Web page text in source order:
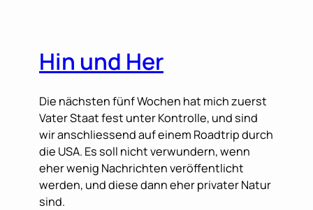
Hin und Her
Die nächsten fünf Wochen hat mich zuerst
Vater Staat fest unter Kontrolle, und sind
wir anschliessend auf einem Roadtrip durch
die USA. Es soll nicht verwundern, wenn
eher wenig Nachrichten veröffentlicht
werden, und diese dann eher privater Natur
sind.